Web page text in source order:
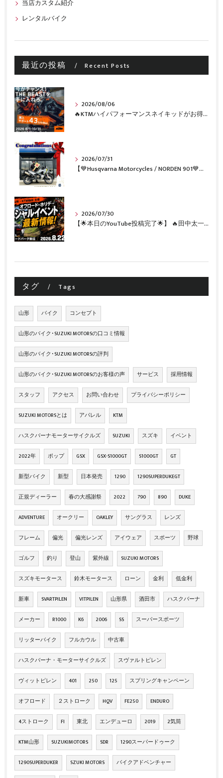
当店カスタム紹介
レンタルバイク
最近の投稿 Recent Posts
2026/08/06
🔥KTMハイパフォーマンスネイキッドがお得に手に入るチャンス🔥
2026/07/31
【💙Husqvarna Motorcycles / NORDEN 901💙】 ご納車おめでとうございます🎉✨
2026/07/30
【🌟本日のYouTube投稿完了🌟】 🔥田中太一さんをスペシャルゲストに🔥 8月22日(土)オフロード・ホリデー最新情報！！
タグ Tags
山形 バイク コンセプト
山形のバイク･SUZUKI MOTORSの口コミ情報
山形のバイク･SUZUKI MOTORSの評判
山形のバイク･SUZUKI MOTORSのお客様の声 サービス 採用情報
スタッフ アクセス お問い合わせ プライバシーポリシー
SUZUKI MOTORSとは アパレル KTM
ハスクバーナモーターサイクルズ SUZUKI スズキ イベント
2022年 ポップ GSX GSX-S1000GT S1000GT GT
新型バイク 新型 日本発売 1290 1290SUPERDUKEGT
正規ディーラー 春の大感謝祭 2022 790 890 DUKE
ADVENTURE オークリー OAKLEY サングラス レンズ
フレーム 偏光 偏光レンズ アイウェア スポーツ 野球
ゴルフ 釣り 登山 紫外線 SUZUKI MOTORS
スズキモータース 鈴木モータース ローン 金利 低金利
新車 SVARTPILEN VITPILEN 山形県 酒田市 ハスクバーナ
メーカー R1000 K6 2006 SS スーパースポーツ
リッターバイク フルカウル 中古車
ハスクバーナ・モーターサイクルズ スヴァルトピレン
ヴィットピレン 401 250 125 スプリングキャンペーン
オフロード ２ストローク HQV FE250 ENDURO
4ストローク FI 東北 エンデューロ 2019 2気筒
KTM山形 SUZUKIMOTORS SDR 1290スーパードゥーク
1290SUPERDUKER SZUKI MOTORS バイクアドベンチャー